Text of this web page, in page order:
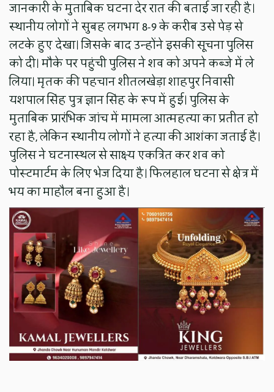
जानकारी के मुताबिक घटना देर रात की बताई जा रही है।
स्थानीय लोगों ने सुबह लगभग 8-9 के करीब उसे पेड़ से
लटके हुए देखा। जिसके बाद उन्होंने इसकी सूचना पुलिस
को दी। मौके पर पहुंची पुलिस ने शव को अपने कब्जे में ले
लिया। मृतक की पहचान शीतलखेड़ा शाहपुर निवासी
यशपाल सिंह पुत्र ज्ञान सिंह के रूप में हुई। पुलिस के
मुताबिक प्रारंभिक जांच में मामला आत्महत्या का प्रतीत हो
रहा है, लेकिन स्थानीय लोगों ने हत्या की आशंका जताई है।
पुलिस ने घटनास्थल से साक्ष्य एकत्रित कर शव को
पोस्टमार्टम के लिए भेज दिया है। फिलहाल घटना से क्षेत्र में
भय का माहौल बना हुआ है।